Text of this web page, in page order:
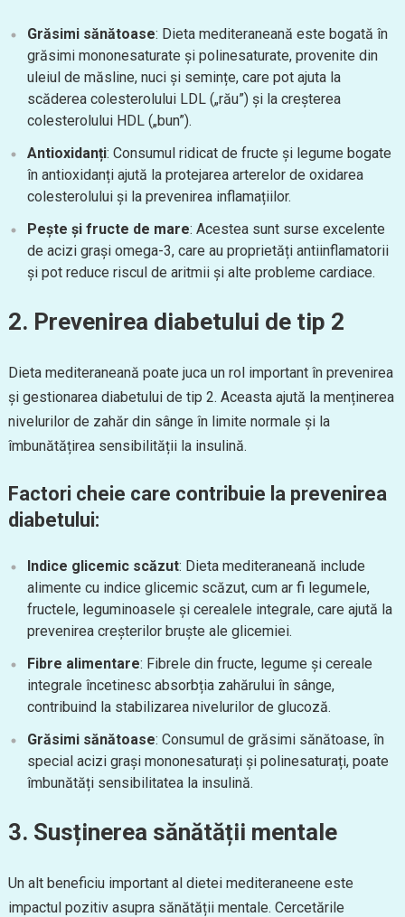
Grăsimi sănătoase: Dieta mediteraneană este bogată în
grăsimi mononesaturate și polinesaturate, provenite din
uleiul de măsline, nuci și semințe, care pot ajuta la
scăderea colesterolului LDL („rău”) și la creșterea
colesterolului HDL („bun”).
Antioxidanți: Consumul ridicat de fructe și legume bogate
în antioxidanți ajută la protejarea arterelor de oxidarea
colesterolului și la prevenirea inflamațiilor.
Pește și fructe de mare: Acestea sunt surse excelente
de acizi grași omega-3, care au proprietăți antiinflamatorii
și pot reduce riscul de aritmii și alte probleme cardiace.
2. Prevenirea diabetului de tip 2
Dieta mediteraneană poate juca un rol important în prevenirea
și gestionarea diabetului de tip 2. Aceasta ajută la menținerea
nivelurilor de zahăr din sânge în limite normale și la
îmbunătățirea sensibilității la insulină.
Factori cheie care contribuie la prevenirea
diabetului:
Indice glicemic scăzut: Dieta mediteraneană include
alimente cu indice glicemic scăzut, cum ar fi legumele,
fructele, leguminoasele și cerealele integrale, care ajută la
prevenirea creșterilor bruște ale glicemiei.
Fibre alimentare: Fibrele din fructe, legume și cereale
integrale încetinesc absorbția zahărului în sânge,
contribuind la stabilizarea nivelurilor de glucoză.
Grăsimi sănătoase: Consumul de grăsimi sănătoase, în
special acizi grași mononesaturați și polinesaturați, poate
îmbunătăți sensibilitatea la insulină.
3. Susținerea sănătății mentale
Un alt beneficiu important al dietei mediteraneene este
impactul pozitiv asupra sănătății mentale. Cercetările